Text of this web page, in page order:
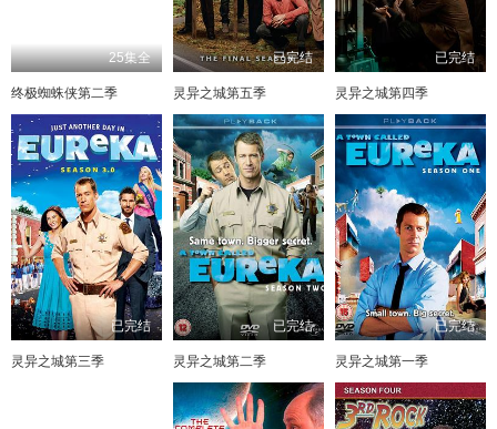
25集全
终极蜘蛛侠第二季
已完结
灵异之城第五季
已完结
灵异之城第四季
已完结
灵异之城第三季
已完结
灵异之城第二季
已完结
灵异之城第一季